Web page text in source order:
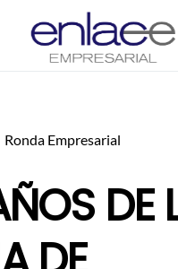
Ronda Empresarial
DE